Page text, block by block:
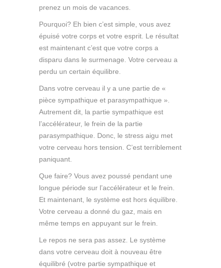
prenez un mois de vacances.
Pourquoi? Eh bien c’est simple, vous avez
épuisé votre corps et votre esprit. Le résultat
est maintenant c’est que votre corps a
disparu dans le surmenage. Votre cerveau a
perdu un certain équilibre.
Dans votre cerveau il y a une partie de «
pièce sympathique et parasympathique ».
Autrement dit, la partie sympathique est
l’accélérateur, le frein de la partie
parasympathique. Donc, le stress aigu met
votre cerveau hors tension. C’est terriblement
paniquant.
Que faire? Vous avez poussé pendant une
longue période sur l’accélérateur et le frein.
Et maintenant, le système est hors équilibre.
Votre cerveau a donné du gaz, mais en
même temps en appuyant sur le frein.
Le repos ne sera pas assez. Le système
dans votre cerveau doit à nouveau être
équilibré (votre partie sympathique et